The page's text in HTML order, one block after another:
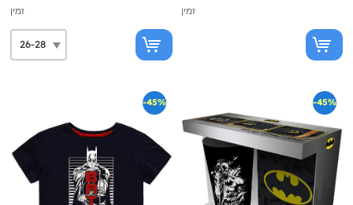
זמין זמין
-45% -45%